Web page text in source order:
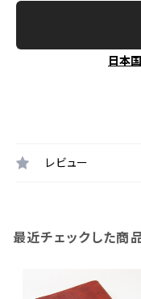
日本
レビュー
最近チェックした商